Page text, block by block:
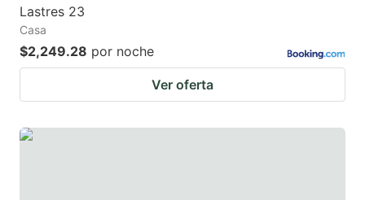
Lastres 23
Casa
$2,249.28 por noche
Ver oferta